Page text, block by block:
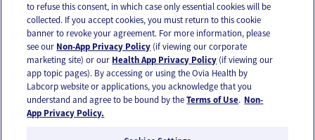
FOLLOW US
to refuse this consent, in which case only essential cookies will be
collected. If you accept cookies, you must return to this cookie
banner to revoke your agreement. For more information, please
see our Non-App Privacy Policy (if viewing our corporate
marketing site) or our Health App Privacy Policy (if viewing our
app topic pages). By accessing or using the Ovia Health by
Labcorp website or applications, you acknowledge that you
understand and agree to be bound by theTerms of Use. Non-
App Privacy Policy.